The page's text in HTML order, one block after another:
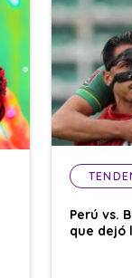
Perú vs.
que dejó